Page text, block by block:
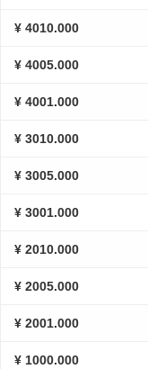
¥ 4010.000
¥ 4005.000
¥ 4001.000
¥ 3010.000
¥ 3005.000
¥ 3001.000
¥ 2010.000
¥ 2005.000
¥ 2001.000
¥ 1000.000